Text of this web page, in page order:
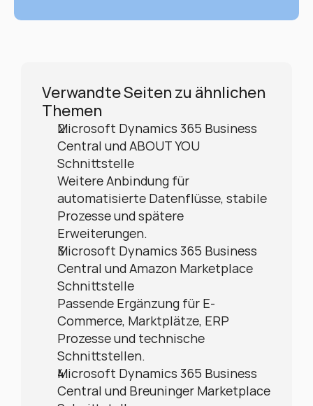
Verwandte Seiten zu ähnlichen
Themen
Microsoft Dynamics 365 Business
Central und ABOUT YOU
Schnittstelle
Weitere Anbindung für
automatisierte Datenflüsse, stabile
Prozesse und spätere
Erweiterungen.
Microsoft Dynamics 365 Business
Central und Amazon Marketplace
Schnittstelle
Passende Ergänzung für E-
Commerce, Marktplätze, ERP
Prozesse und technische
Schnittstellen.
Microsoft Dynamics 365 Business
Central und Breuninger Marketplace